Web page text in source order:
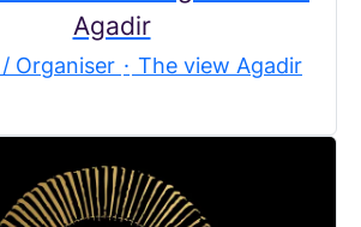
Agadir
Organiser · The view Agadir